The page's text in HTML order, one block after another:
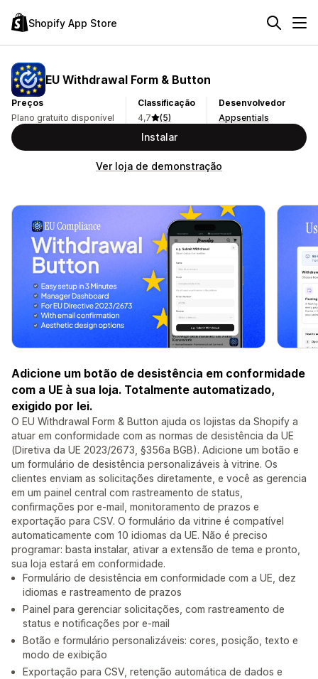
Shopify App Store
EU Withdrawal Form & Button
Preços
Plano gratuito disponível
Classificação
4,7
(5)
Desenvolvedor
Appsentials
Instalar
Ver loja de demonstração
Adicione um botão de desistência em conformidade
com a UE à sua loja. Totalmente automatizado,
exigido por lei.
O EU Withdrawal Form & Button ajuda os lojistas da Shopify a
atuar em conformidade com as normas de desistência da UE
(Diretiva da UE 2023/2673, §356a BGB). Adicione um botão e
um formulário de desistência personalizáveis à vitrine. Os
clientes enviam as solicitações diretamente, e você as gerencia
em um painel central com rastreamento de status,
confirmações por e-mail, monitoramento de prazos e
exportação para CSV. O formulário da vitrine é compatível
automaticamente com 10 idiomas da UE. Não é preciso
programar: basta instalar, ativar a extensão de tema e pronto,
sua loja estará em conformidade.
Formulário de desistência em conformidade com a UE, dez
idiomas e rastreamento de prazos
Painel para gerenciar solicitações, com rastreamento de
status e notificações por e-mail
Botão e formulário personalizáveis: cores, posição, texto e
modo de exibição
Exportação para CSV, retenção automática de dados e